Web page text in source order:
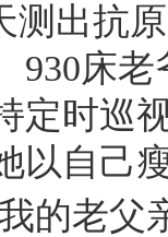
测出抗
930床
定时巡
以自己
的老父